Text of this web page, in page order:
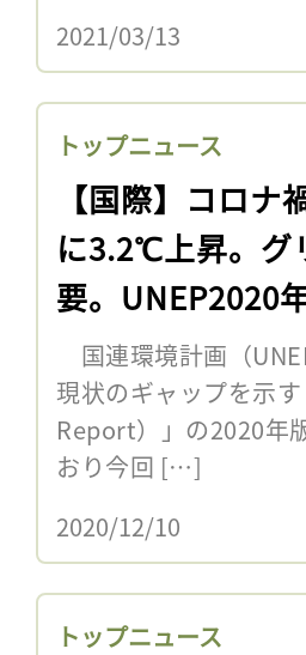
2021/03/13
トップニュース
【国際】コロナ
に3.2℃上昇。グ
要。UNEP2020
国連環境計画（
現状のギャップを示
Report）」の2020年
おり今回 […]
2020/12/10
トップニュース